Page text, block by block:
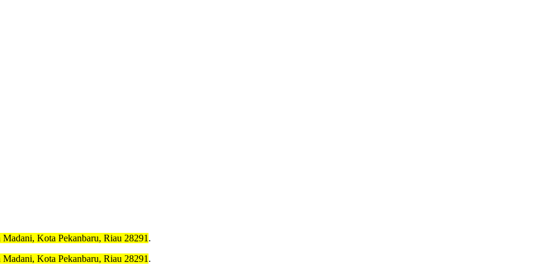
Kota Pekanbaru, Riau 28291 .
Kota Pekanbaru, Riau 28291 .